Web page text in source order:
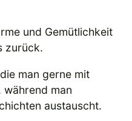
und Gemütlichkeit
zurück.
man gerne mit
während man
austauscht.